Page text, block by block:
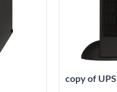
copy of